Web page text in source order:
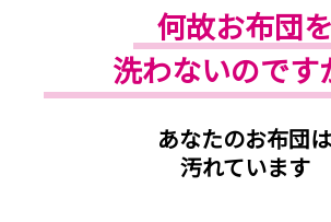
何故お布団を
洗わないのです
あなたのお布団は
汚れています